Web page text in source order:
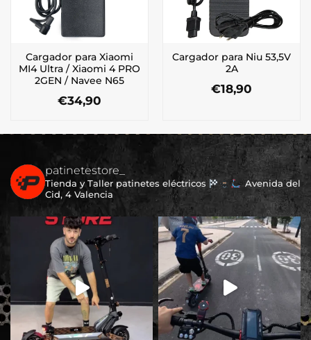
Cargador para Xiaomi
MI4 Ultra / Xiaomi 4 PRO
2GEN / Navee N65
€34,90
Cargador para Niu 53,5V
2A
€18,90
patinetestore_
Tienda y Taller patinetes eléctricos
Avenida del
Cid, 4 Valencia